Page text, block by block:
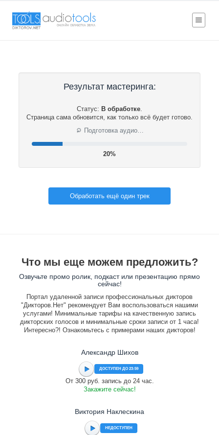
Результат мастеринга:
Статус: В обработке.
Страница сама обновится, как только всё будет готово.
⟳ Подготовка аудио…
20%
Обработать ещё один трек
Что мы еще можем предложить?
Озвучьте промо ролик, подкаст или презентацию прямо
сейчас!
Портал удаленной записи профессиональных дикторов
"Дикторов.Нет" рекомендует Вам воспользоваться нашими
услугами! Минимальные тарифы на качественную запись
дикторских голосов и минимальные сроки записи от 1 часа!
Интересно?! Ознакомьтесь с примерами наших дикторов!
Александр Шихов
ДОСТУПЕН ДО 23:59
От 300 руб. запись до 24 час.
Закажите сейчас!
Виктория Наклескина
НЕДОСТУПЕН